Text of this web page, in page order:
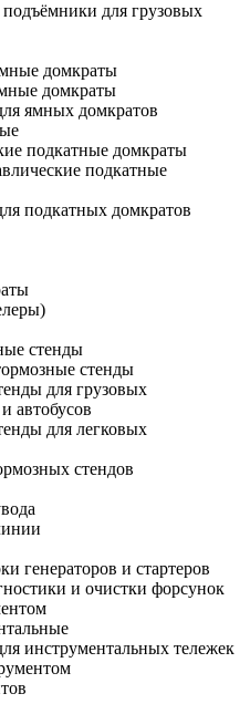
для грузовых
домкраты
домкраты
ямных домкратов
подкатные домкраты
подкатные
подкатных домкратов
стенды
стенды
для грузовых
автобусов
для легковых
стендов
генераторов и стартеров
и очистки форсунок
инструментальных тележек